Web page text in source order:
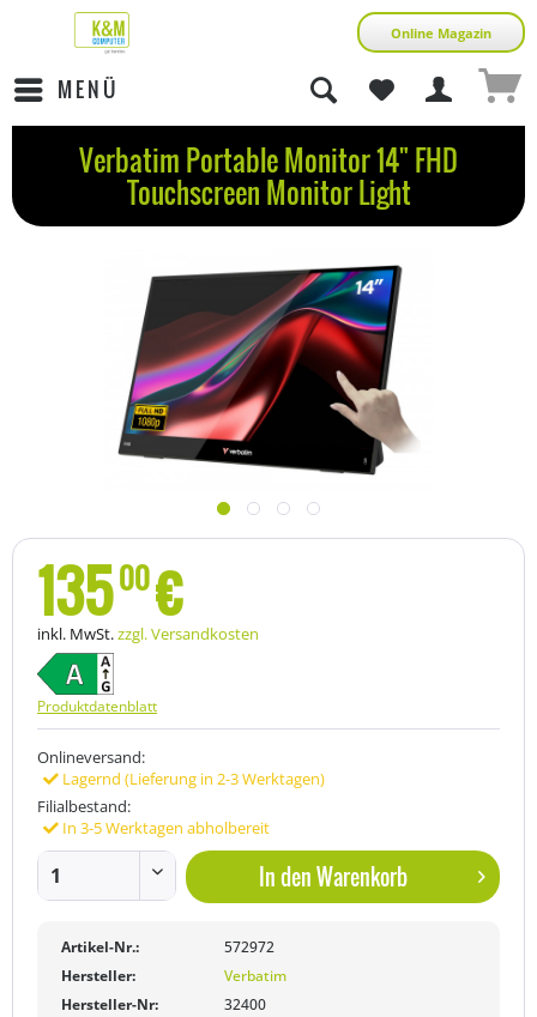
Online Magazin
MENÜ
Verbatim Portable Monitor 14" FHD
Touchscreen Monitor Light
13500€
inkl. MwSt.zzgl. Versandkosten
Produktdatenblatt
Onlineversand:
Lagernd (Lieferung in 2-3 Werktagen)
Filialbestand:
In 3-5 Werktagen abholbereit
In denWarenkorb
Artikel-Nr.:
572972
Hersteller:
Verbatim
Hersteller-Nr:
32400